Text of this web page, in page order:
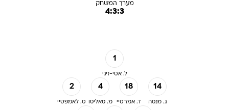
מערך המשחק
4:3:3
1
ל. אטי-זיגי
2
ט. לאמפטיי
4
מ. סאליסו
18
ד. אמרטיי
14
ג. מנסה